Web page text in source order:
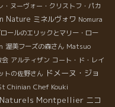
ヌーヴォー・クリストフ・パカ
Nature ミネルヴォワ Nomura
ールのエリックとマリー・ロー
渥美フーズの森さん Matsuo
会 アルティザン コート・ド・レイ
トの佐野さん ドメーヌ・ジョ
Chinian Chef Kouki
Montpellier ニコ